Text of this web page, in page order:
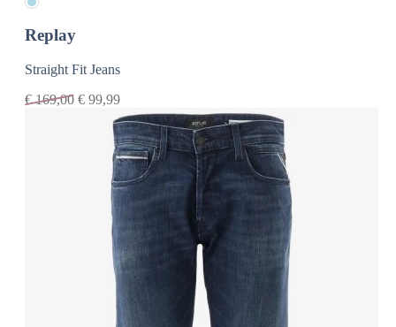
Replay
Straight Fit Jeans
€169,00 € 99,99